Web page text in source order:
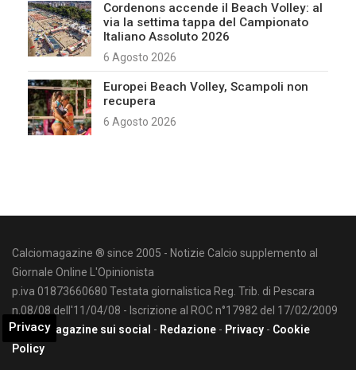
Cordenons accende il Beach Volley: al
via la settima tappa del Campionato
Italiano Assoluto 2026
6 Agosto 2026
Europei Beach Volley, Scampoli non
recupera
6 Agosto 2026
Calciomagazine ® since 2005 - Notizie Calcio supplemento al
Giornale Online L'Opinionista
p.iva 01873660680 Testata giornalistica Reg. Trib. di Pescara
n.08/08 dell'11/04/08 - Iscrizione al ROC n°17982 del 17/02/2009
Calciomagazine sui social - Redazione - Privacy - Cookie
Policy
Privacy